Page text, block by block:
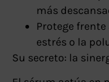
más
Protege
estrés o la
Su secreto: la